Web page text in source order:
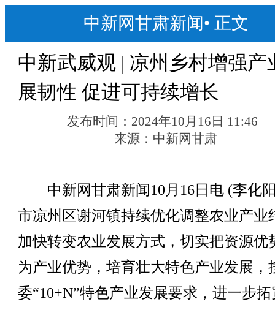
中新网甘肃新闻• 正文
中新武威观 | 凉州乡村增强产
展韧性 促进可持续增长
发布时间： 2024年10月16日 11:46
来源： 中新网甘肃
中新网甘肃新闻10月16日电 (李化
市凉州区谢河镇持续优化调整农业产业
加快转变农业发展方式，切实把资源优
为产业优势，培育壮大特色产业发展，
委“10+N”特色产业发展要求，进一步